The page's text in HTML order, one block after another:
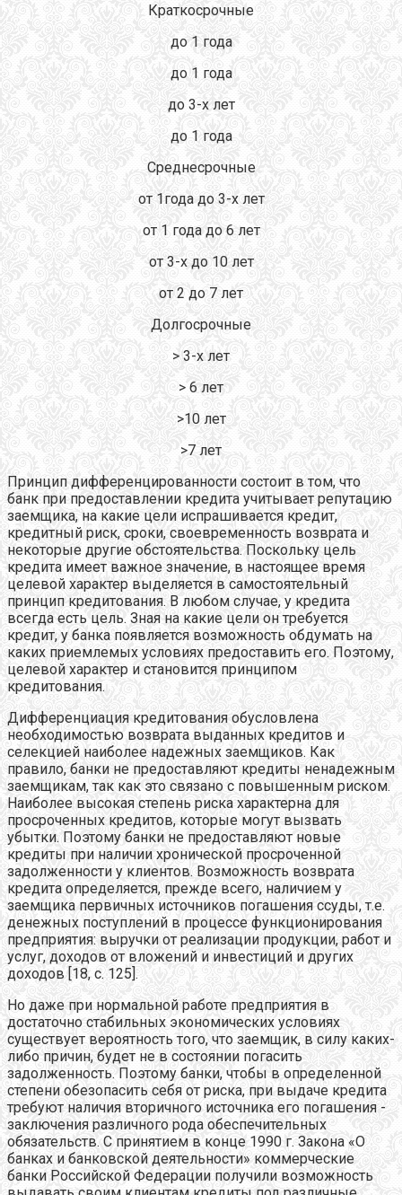
Краткосрочные
до 1 года
до 1 года
до 3-х лет
до 1 года
Среднесрочные
от 1года до 3-х лет
от 1 года до 6 лет
от 3-х до 10 лет
от 2 до 7 лет
Долгосрочные
> 3-х лет
> 6 лет
>10 лет
>7 лет
Принцип дифференцированности состоит в том, что
банк при предоставлении кредита учитывает репутацию
заемщика, на какие цели испрашивается кредит,
кредитный риск, сроки, своевременность возврата и
некоторые другие обстоятельства. Поскольку цель
кредита имеет важное значение, в настоящее время
целевой характер выделяется в самостоятельный
принцип кредитования. В любом случае, у кредита
всегда есть цель. Зная на какие цели он требуется
кредит, у банка появляется возможность обдумать на
каких приемлемых условиях предоставить его. Поэтому,
целевой характер и становится принципом
кредитования.
Дифференциация кредитования обусловлена
необходимостью возврата выданных кредитов и
селекцией наиболее надежных заемщиков. Как
правило, банки не предоставляют кредиты ненадежным
заемщикам, так как это связано с повышенным риском.
Наиболее высокая степень риска характерна для
просроченных кредитов, которые могут вызвать
убытки. Поэтому банки не предоставляют новые
кредиты при наличии хронической просроченной
задолженности у клиентов. Возможность возврата
кредита определяется, прежде всего, наличием у
заемщика первичных источников погашения ссуды, т.е.
денежных поступлений в процессе функционирования
предприятия: выручки от реализации продукции, работ и
услуг, доходов от вложений и инвестиций и других
доходов [18, с. 125].
Но даже при нормальной работе предприятия в
достаточно стабильных экономических условиях
существует вероятность того, что заемщик, в силу каких-
либо причин, будет не в состоянии погасить
задолженность. Поэтому банки, чтобы в определенной
степени обезопасить себя от риска, при выдаче кредита
требуют наличия вторичного источника его погашения -
заключения различного рода обеспечительных
обязательств. C принятием в конце 1990 г. Закона «О
банках и банковской деятельности» коммерческие
банки Российской Федерации получили возможность